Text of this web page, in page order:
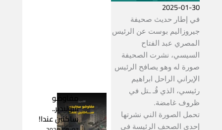
2025-01-30
في إطار حديث صحيفة
جيروزاليم بوست عن الرئيس
المصري عبد الفتاح
السيسي، نشرت الصحيفة
صورة له وهو يصافح الرئيس
الإيراني الراحل ابراهيم
رئيسي، الذي قُـ ـتل في
ظروف غامضة.
تحمل الصورة الني نشرتها
إحدى الصحف الرئيسة في
مفاوضو
سوليدير..
ساكنين عندا!